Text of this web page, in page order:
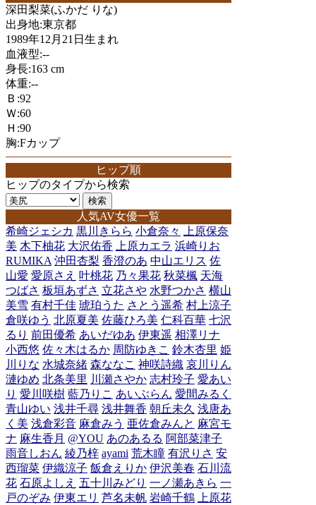
深田梨菜(ふかだ りな)
出身地:東京都
1989年12月21日生まれ
血液型:--
身長:163 cm
体重:--
Ｂ:92
Ｗ:60
Ｈ:90
胸:Fカップ
ヒップ順
ヒップのタイプから検索
人気AV女優一覧
希崎ジェシカ 黒川きらら 小倉奈々
上原保奈
美 木下柚花 大沢佑香 上原カエラ 浜崎りお
RUMIKA 沖田杏梨 香澄のあ 中山エリス 佐
山愛 愛原さえ 叶桃花 乃々果花 秋菜楓 天海
つばさ 板垣あずさ 立花さや 水野つかさ 横山
美雪 有村千佳 琥珀うた さとう遥希 村上涼子
倉咲ゆう 北原夏美 佐藤ひろ美 仁科百華 七沢
るり 前田優希 あいだゆあ 伊東遥 相澤リナ
小西悠 佐々木はるか 周防ゆきこ 鈴木杏里 姫
川りな 水城奈緒 森ななこ 神咲詩織 哀川りん
漣ゆめ 北条美里 川瀬さやか 志村玲子 愛あい
り 愛川咲樹 藍乃りこ あいぶらん 愛間みるく
青山ゆい 浅井千尋 浅井舞香 朝丘未久 浅唐あ
く美 浅倉彩音 麻倉みう 亜佐倉みんと 麻宮モ
ナ 麻生香月 @YOU あのあるる 阿部菜津子
雨音しおん 綾乃梓 ayami 荒木瞳 有沢りさ 安
西瑠菜 伊織涼子 飯倉えりか 伊沢美春 石川流
花 石原よしえ 五十川みどり 一ノ瀬あきら 一
戸のぞみ 伊東エリ 芦名未帆 岩崎千鶴
上原花